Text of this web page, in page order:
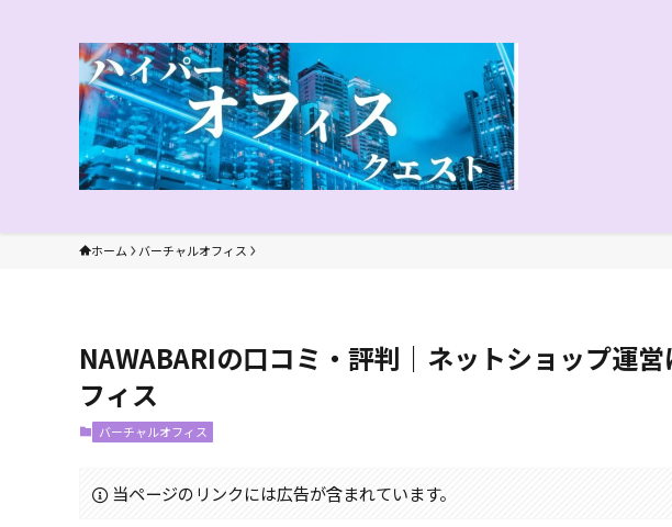
ホーム バーチャルオフィス
NAWABARIの口コミ・評判｜ネットショップ運
フィス
バーチャルオフィス
当ページのリンクには広告が含まれています。